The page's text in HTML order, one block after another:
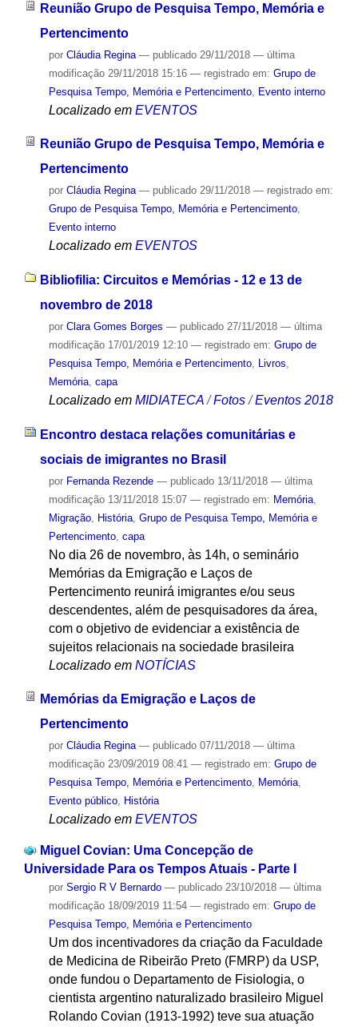
Reunião Grupo de Pesquisa Tempo, Memória e
Pertencimento
por Cláudia Regina — publicado29/11/2018 — última
modificação29/11/2018 15:16 — registrado em: Grupo de
Pesquisa Tempo, Memória e Pertencimento, Evento interno
Localizado em EVENTOS
Reunião Grupo de Pesquisa Tempo, Memória e
Pertencimento
por Cláudia Regina — publicado29/11/2018 — registrado em:
Grupo de Pesquisa Tempo, Memória e Pertencimento,
Evento interno
Localizado em EVENTOS
Bibliofilia: Circuitos e Memórias - 12 e 13 de
novembro de 2018
por Clara Gomes Borges — publicado27/11/2018 — última
modificação17/01/2019 12:10 — registrado em: Grupo de
Pesquisa Tempo, Memória e Pertencimento, Livros,
Memória, capa
Localizado em MIDIATECA /Fotos /Eventos 2018
Encontro destaca relações comunitárias e
sociais de imigrantes no Brasil
por Fernanda Rezende — publicado13/11/2018 — última
modificação13/11/2018 15:07 — registrado em: Memória,
Migração, História, Grupo de Pesquisa Tempo, Memória e
Pertencimento, capa
No dia 26 de novembro, às 14h, o seminário
Memórias da Emigração e Laços de
Pertencimento reunirá imigrantes e/ou seus
descendentes, além de pesquisadores da área,
com o objetivo de evidenciar a existência de
sujeitos relacionais na sociedade brasileira
Localizado em NOTÍCIAS
Memórias da Emigração e Laços de
Pertencimento
por Cláudia Regina — publicado07/11/2018 — última
modificação23/09/2019 08:41 — registrado em: Grupo de
Pesquisa Tempo, Memória e Pertencimento, Memória,
Evento público, História
Localizado em EVENTOS
Miguel Covian: Uma Concepção de
Universidade Para os Tempos Atuais - Parte I
por Sergio R V Bernardo — publicado23/10/2018 — última
modificação18/09/2019 11:54 — registrado em: Grupo de
Pesquisa Tempo, Memória e Pertencimento
Um dos incentivadores da criação da Faculdade
de Medicina de Ribeirão Preto (FMRP) da USP,
onde fundou o Departamento de Fisiologia, o
cientista argentino naturalizado brasileiro Miguel
Rolando Covian (1913-1992) teve sua atuação